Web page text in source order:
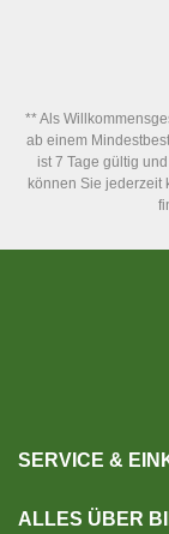
** Als
ab einem
ist 7 Tage gültig
können Sie jederzeit
SERVICE &
ALLES ÜBER